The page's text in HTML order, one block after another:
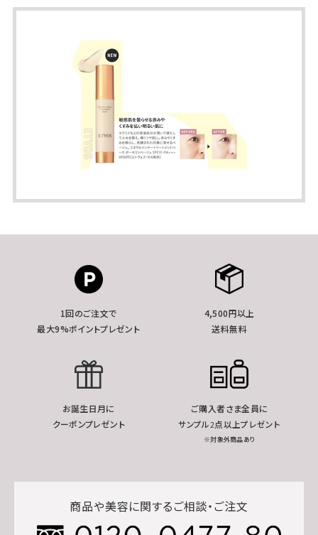
1回のご注文で
最大9%ポイントプレゼント
4,500円以上
送料無料
お誕生日月に
クーポンプレゼント
ご購入者さま全員に
サンプル2点以上プレゼント
※対象外商品あり
商品や美容に関するご相談・ご注文